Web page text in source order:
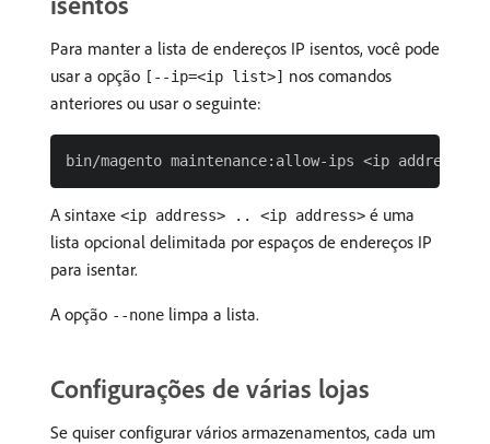
Para manter a lista de endereços IP isentos, você pode
usar a opção [--ip=<ip list>] nos comandos
anteriores ou usar o seguinte:
A sintaxe <ip address> .. <ip address> é uma
lista opcional delimitada por espaços de endereços IP
para isentar.
A opção --none limpa a lista.
Configurações de várias lojas
Se quiser configurar vários armazenamentos, cada um